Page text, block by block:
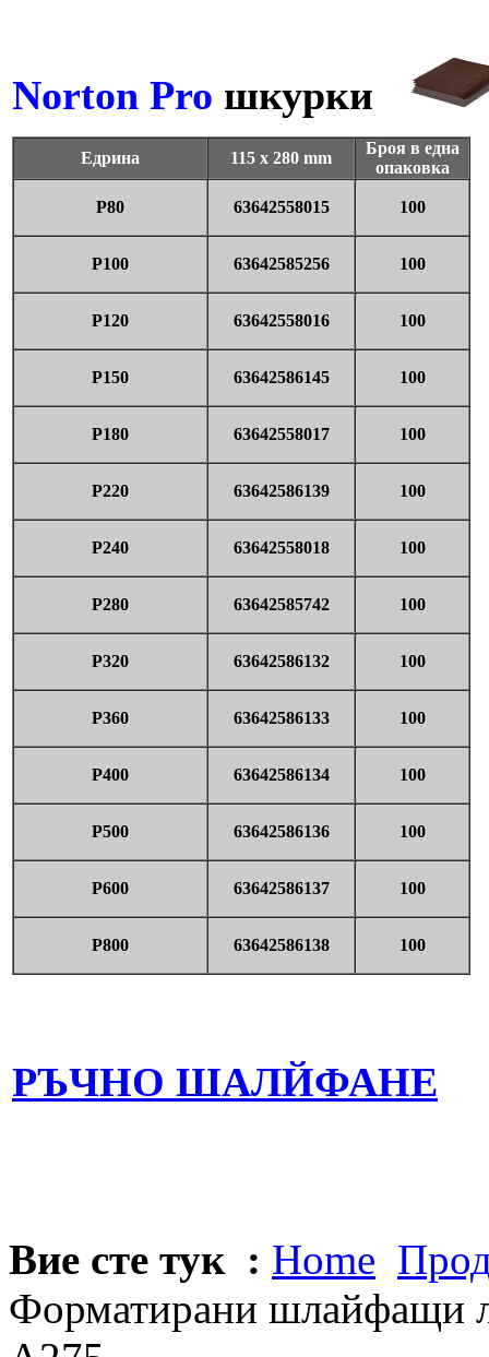
Norton Pro шкурки
Едрина 115 x 280 mm
Броя в една
опаковка
P80 63642558015 100
P100 63642585256 100
P120 63642558016 100
P150 63642586145 100
P180 63642558017 100
P220 63642586139 100
P240 63642558018 100
P280 63642585742 100
P320 63642586132 100
P360 63642586133 100
P400 63642586134 100
P500 63642586136 100
P600 63642586137 100
P800 63642586138 100
РЪЧНО ШАЛЙФАНЕ
Вие сте тук : Home
Форматирани шлайфащи